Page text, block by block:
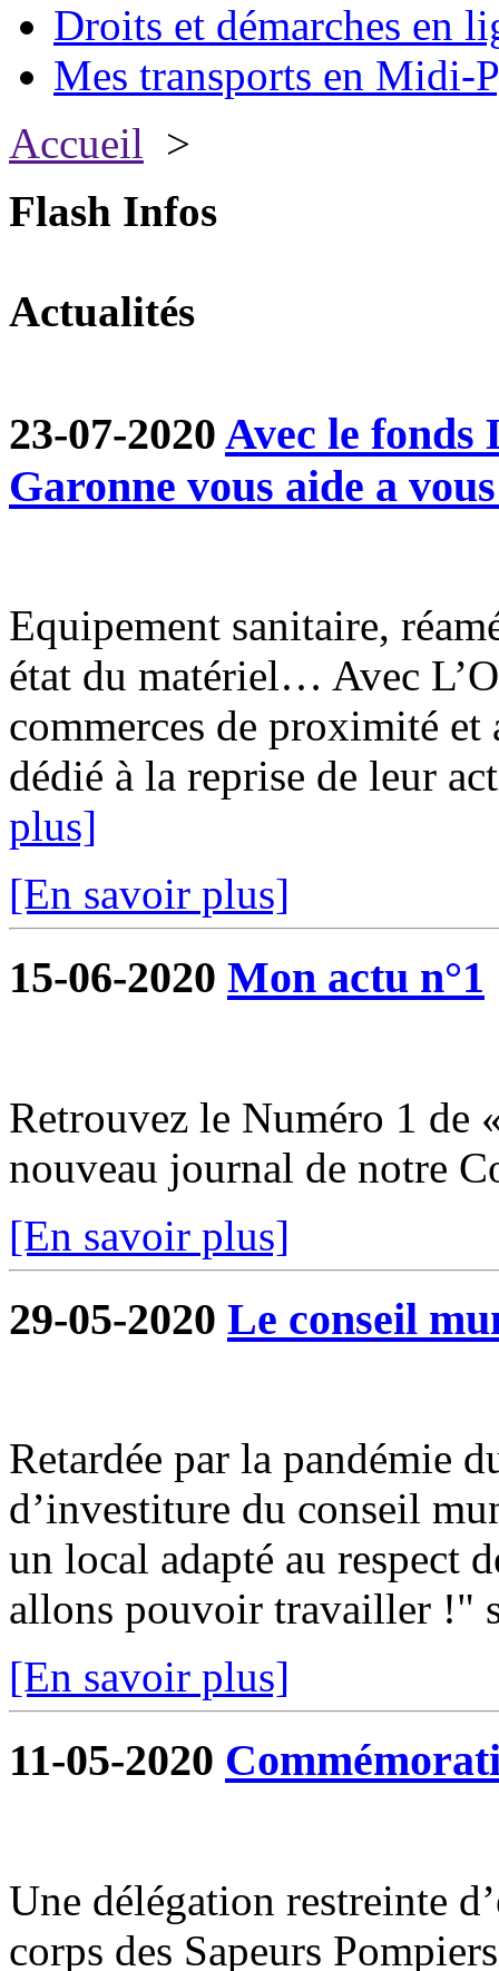
Droits et démarches en
Mes transports en Midi-
Accueil >
Flash Infos
Actualités
23-07-2020 Avec le
Garonne vous aide a
Equipement sanitaire,
état du matériel… Avec
commerces de proximité
dédié à la reprise de leur
plus]
[En savoir plus]
15-06-2020 Mon actu n°1
Retrouvez le Numéro 1 de
nouveau journal de notre
[En savoir plus]
29-05-2020 Le conseil
Retardée par la pandémie
d’investiture du conseil
un local adapté au respect
allons pouvoir travailler !"
[En savoir plus]
11-05-2020
Une délégation restreinte
corps des Sapeurs